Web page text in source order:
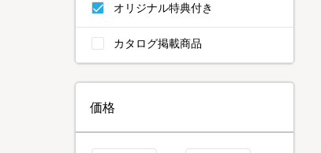
オリジナル特典付き
カタログ掲載商品
価格